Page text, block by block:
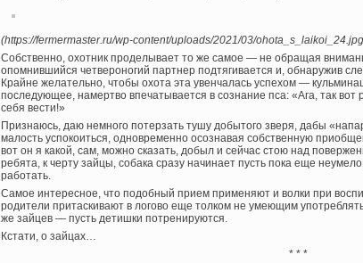
(https://fermermaster.ru/wp-content/uploads/2021/03/
Собственно, охотник проделывает то же самое — не обращая
опомнившийся четвероногий партнер подтягивается и, обнаружив
Крайне желательно, чтобы охота эта увенчалась успехом —
последующее, намертво впечатывается в сознание пса: «Ага, так вот
себя вести!»
Признаюсь, даю немного потерзать тушу добытого зверя, дабы
малость успокоиться, одновременно осознавая собственную
вот он я какой, сам, можно сказать, добыл и сейчас стою над
ребята, к черту зайцы, собака сразу начинает пусть пока еще
работать.
Самое интересное, что подобный прием применяют и волки при
родители притаскивают в логово еще толком не умеющим
же зайцев — пусть детишки потренируются.
Кстати, о зайцах…
* * *